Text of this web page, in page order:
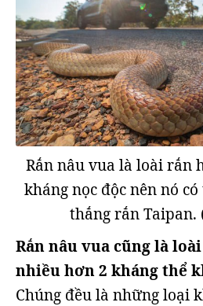
Rắn nâu vua là loài rắn
kháng nọc độc nên nó
thắng rắn Taipan.
Rắn nâu vua cũng là
nhiều hơn 2 kháng thể
Chúng đều là những loại